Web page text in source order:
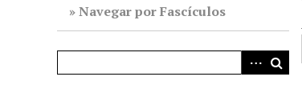
Navegar por Fascículos